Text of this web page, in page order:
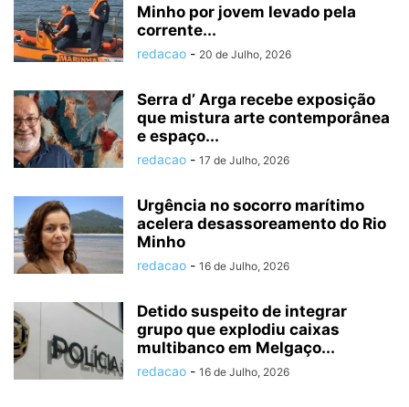
Minho por jovem levado pela
corrente...
redacao - 20 de Julho, 2026
Serra d’ Arga recebe exposição
que mistura arte contemporânea
e espaço...
redacao - 17 de Julho, 2026
Urgência no socorro marítimo
acelera desassoreamento do Rio
Minho
redacao - 16 de Julho, 2026
Detido suspeito de integrar
grupo que explodiu caixas
multibanco em Melgaço...
redacao - 16 de Julho, 2026